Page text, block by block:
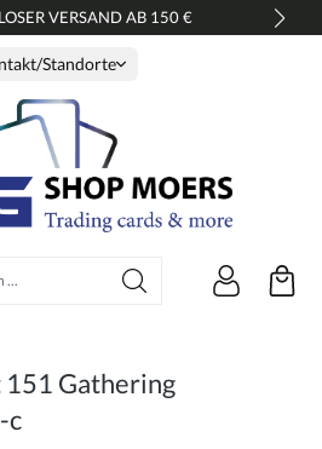
VERSAND AB 150 €
Standorte
151 Gathering
c